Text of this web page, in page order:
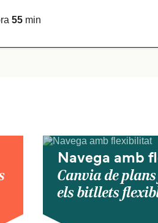
55 min
Navega amb
Canvia de
els bitllets